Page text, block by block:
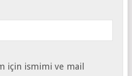
için ismimi ve mail